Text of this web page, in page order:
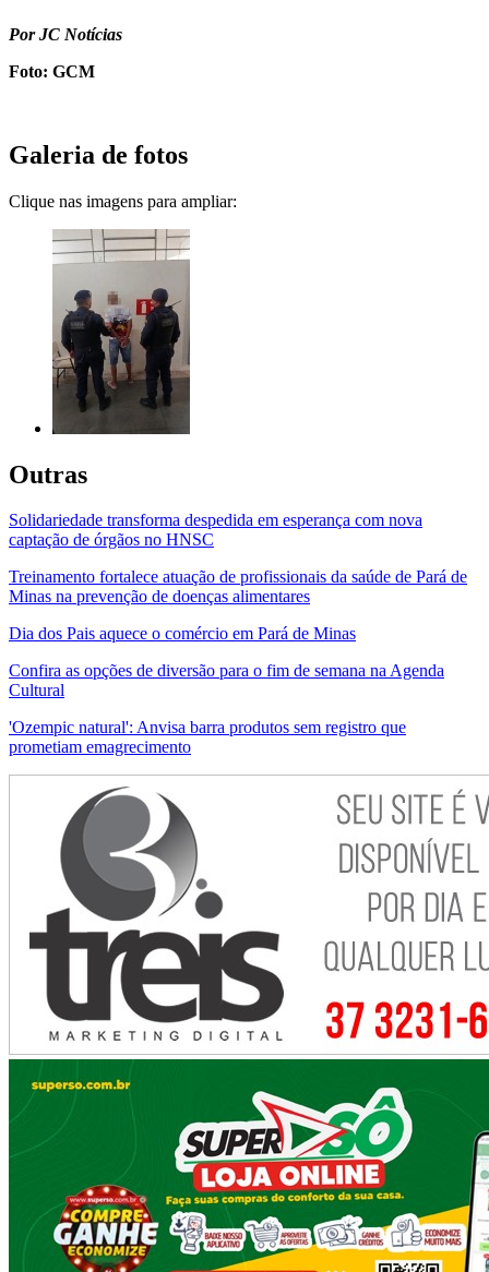
Por JC Notícias
Foto: GCM
Galeria de fotos
Clique nas imagens para ampliar:
Outras
Solidariedade transforma despedida em esperança com nova
captação de órgãos no HNSC
Treinamento fortalece atuação de profissionais da saúde de Pará de
Minas na prevenção de doenças alimentares
Dia dos Pais aquece o comércio em Pará de Minas
Confira as opções de diversão para o fim de semana na Agenda
Cultural
'Ozempic natural': Anvisa barra produtos sem registro que
prometiam emagrecimento